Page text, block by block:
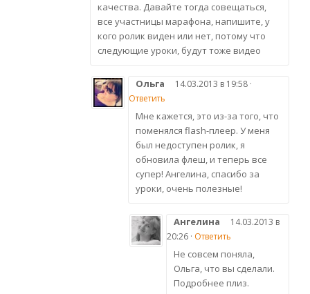
качества. Давайте тогда совещаться,
все участницы марафона, напишите, у
кого ролик виден или нет, потому что
следующие уроки, будут тоже видео
Ольга
14.03.2013 в 19:58 ·
Ответить
Мне кажется, это из-за того, что
поменялся flash-плеер. У меня
был недоступен ролик, я
обновила флеш, и теперь все
супер! Ангелина, спасибо за
уроки, очень полезные!
Ангелина
14.03.2013 в
20:26 · Ответить
Не совсем поняла,
Ольга, что вы сделали.
Подробнее плиз.